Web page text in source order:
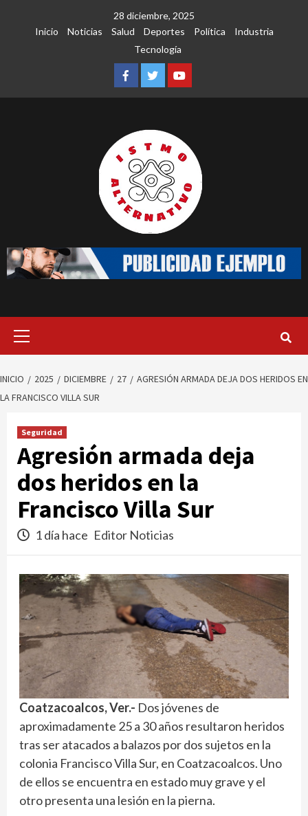
28 diciembre, 2025
Inicio
Noticias Salud Deportes Política
Industria
Tecnología
Facebook
TwitterYoutube
Menú
INICIO 2025 DICIEMBRE 27
AGRESIÓN ARMADA DEJA DOS HERIDOS EN
LA FRANCISCO VILLA SUR
Seguridad
Agresión armada deja
dos heridos en la
Francisco Villa Sur
1 día hace Editor Noticias
Coatzacoalcos, Ver.- Dos jóvenes de
aproximadamente 25 a 30 años resultaron heridos
tras ser atacados a balazos por dos sujetos en la
colonia Francisco Villa Sur, en Coatzacoalcos. Uno
de ellos se encuentra en estado muy grave y el
otro presenta una lesión en la pierna.